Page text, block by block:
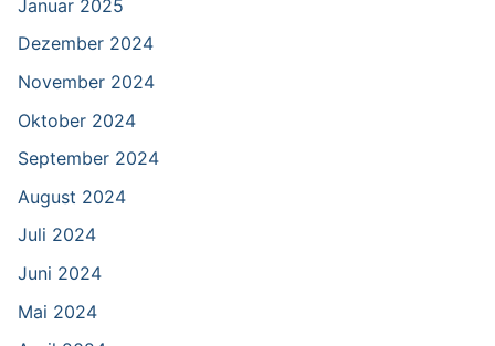
Januar 2025
Dezember 2024
November 2024
Oktober 2024
September 2024
August 2024
Juli 2024
Juni 2024
Mai 2024